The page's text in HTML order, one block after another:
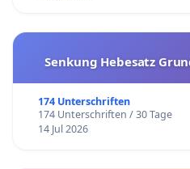
Senkung Hebesatz
174 Unterschriften
174 Unterschriften / 30 Tage
14 Jul 2026